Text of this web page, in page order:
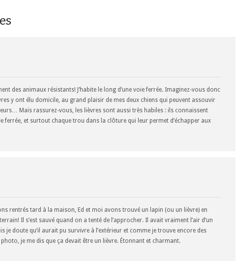
des animaux résistants! J’habite le long d’une voie ferrée. Imaginez-vous donc
y ont élu domicile, au grand plaisir de mes deux chiens qui peuvent assouvir
Mais rassurez-vous, les lièvres sont aussi très habiles : ils connaissent
ferrée, et surtout chaque trou dans la clôture qui leur permet d’échapper aux
rentrés tard à la maison, Ed et moi avons trouvé un lapin (ou un lièvre) en
Il s’est sauvé quand on a tenté de l’approcher. Il avait vraiment l’air d’un
je doute qu’il aurait pu survivre à l’extérieur et comme je trouve encore des
je me dis que ça devait être un lièvre. Étonnant et charmant.